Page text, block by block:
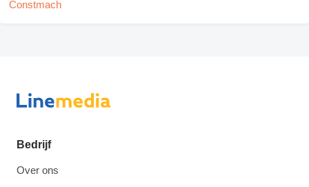
Bedrijf
Over ons